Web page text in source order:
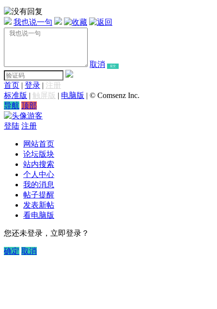
我也说一句
取消 提交
首页 | 登录 | 注册
标准版 | 触屏版 | 电脑版 | © Comsenz Inc.
导航 顶部
游客
登陆 注册
网站首页
论坛版块
站内搜索
个人中心
我的消息
帖子提醒
发表新帖
看电脑版
您还未登录，立即登录？
确定 取消